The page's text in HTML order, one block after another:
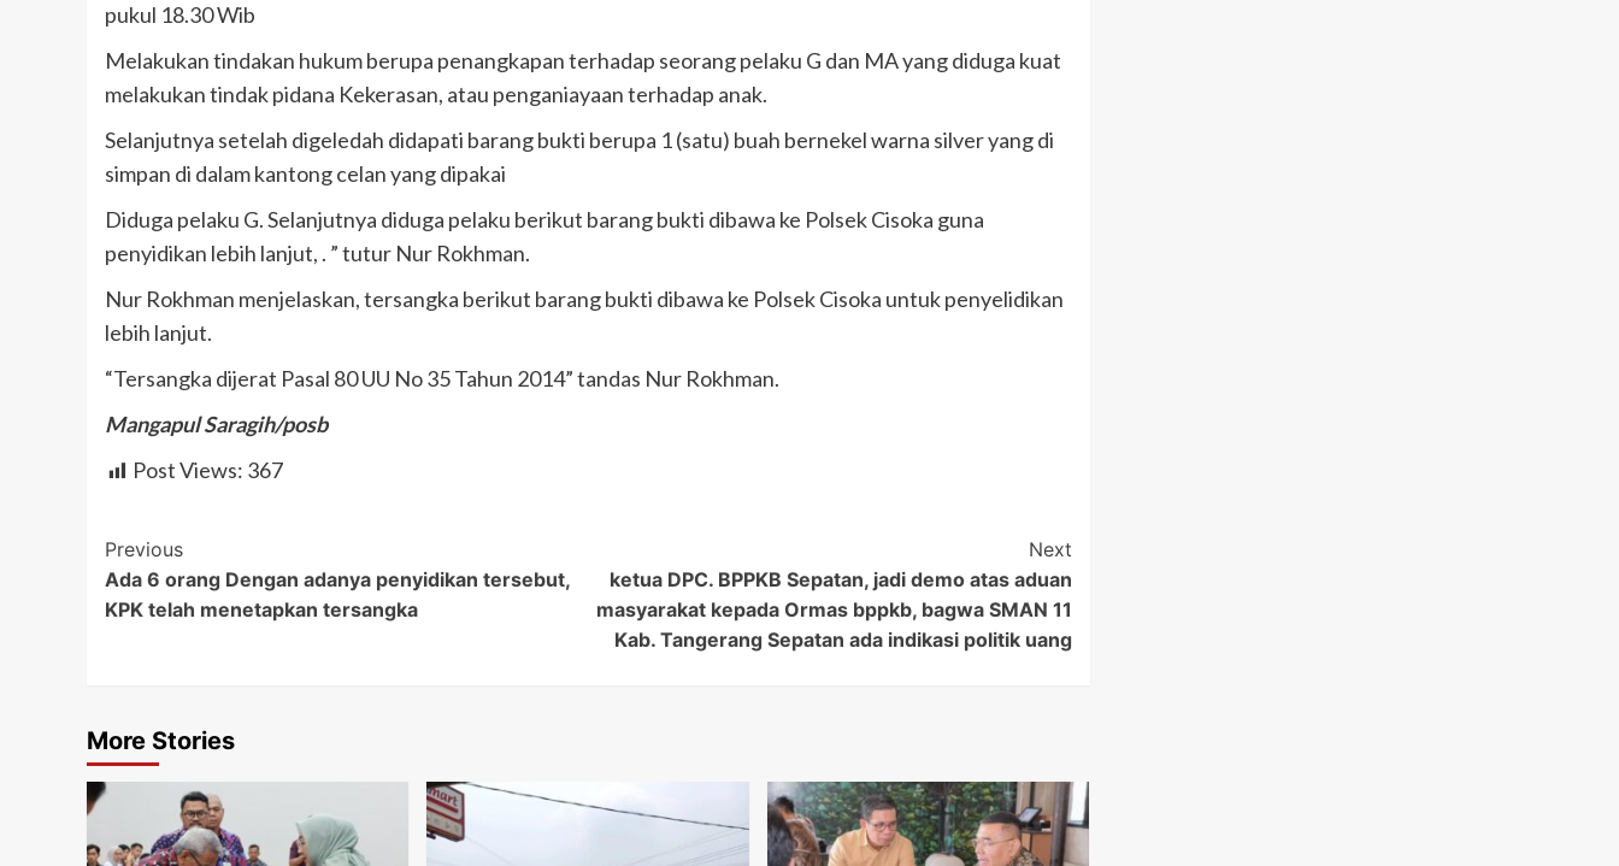
pukul 18.30 Wib
Melakukan tindakan hukum berupa penangkapan terhadap seorang pelaku G dan MA yang diduga kuat
melakukan tindak pidana Kekerasan, atau penganiayaan terhadap anak.
Selanjutnya setelah digeledah didapati barang bukti berupa 1 (satu) buah bernekel warna silver yang di
simpan di dalam kantong celan yang dipakai
Diduga pelaku G. Selanjutnya diduga pelaku berikut barang bukti dibawa ke Polsek Cisoka guna
penyidikan lebih lanjut, . ” tutur Nur Rokhman.
Nur Rokhman menjelaskan, tersangka berikut barang bukti dibawa ke Polsek Cisoka untuk penyelidikan
lebih lanjut.
“Tersangka dijerat Pasal 80 UU No 35 Tahun 2014” tandas Nur Rokhman.
Mangapul Saragih/posb
Post Views: 367
Post
Navigation
Previous
Ada 6 orang Dengan adanya penyidikan tersebut,
KPK telah menetapkan tersangka
Next
ketua DPC. BPPKB Sepatan, jadi demo atas aduan
masyarakat kepada Ormas bppkb, bagwa SMAN 11
Kab. Tangerang Sepatan ada indikasi politik uang
More Stories